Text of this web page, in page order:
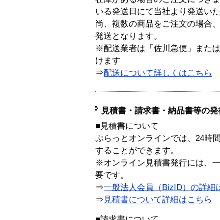
いる発送日にて当社より発送い
尚、複数の商品をご注文の場合
発送となります。
※配送業者は「佐川急便」また
けます
⇒配送について詳しくはこちら
見積書・請求書・納品書等の
■見積書について
ぷらっとオンラインでは、24時
することができます。
※オンライン見積書発行には、
要です。
⇒一般法人会員（BizID）の詳細
⇒ 見積書について詳細はこちら